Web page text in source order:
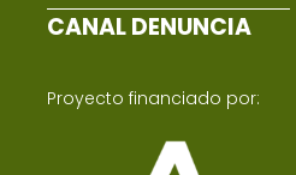
CANAL DENUNCIA
Proyecto financiado por: